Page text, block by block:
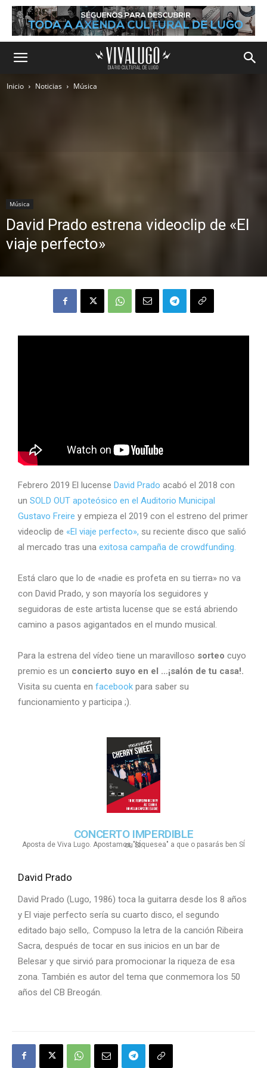
Inicio Noticias Música
Música
David Prado estrena videoclip de «El
viaje perfecto»
Febrero 2019 El lucense David Prado acabó el 2018 con
un SOLD OUT apoteósico en el Auditorio Municipal
Gustavo Freire y empieza el 2019 con el estreno del primer
videoclip de «El viaje perfecto», su reciente disco que salió
al mercado tras una exitosa campaña de crowdfunding.
Está claro que lo de «nadie es profeta en su tierra» no va
con David Prado, y son mayoría los seguidores y
seguidoras de este artista lucense que se está abriendo
camino a pasos agigantados en el mundo musical.
Para la estrena del vídeo tiene un maravilloso sorteo cuyo
premio es un concierto suyo en el …¡salón de tu casa!.
Visita su cuenta en facebook para saber su
funcionamiento y participa ;).
CONCERTO IMPERDIBLE
Aposta de Viva Lugo. Apostamos "loquesea" a que o pasarás ben SÍ ou SÍ.
David Prado
David Prado (Lugo, 1986) toca la guitarra desde los 8 años
y El viaje perfecto sería su cuarto disco, el segundo
editado bajo sello,. Compuso la letra de la canción Ribeira
Sacra, después de tocar en sus inicios en un bar de
Belesar y que sirvió para promocionar la riqueza de esa
zona. También es autor del tema que conmemora los 50
años del CB Breogán.